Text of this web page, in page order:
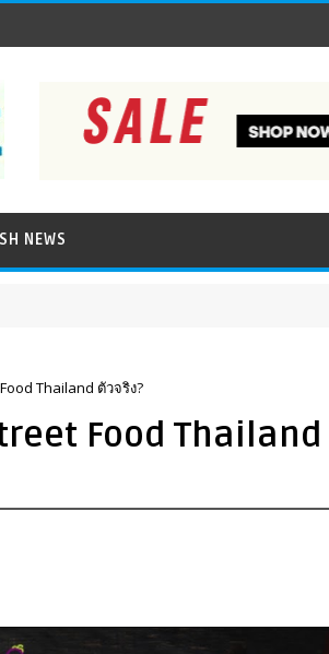
NEWS
Thailand ตัวจริง?
Food Thailand